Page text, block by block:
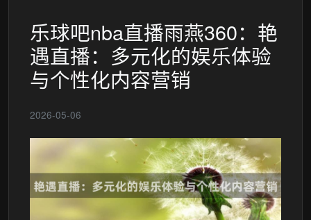
乐球吧nba直播雨燕360：艳
遇直播：多元化的娱乐体验
与个性化内容营销
2026-05-06